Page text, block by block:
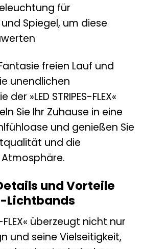
für
Spiegel, um diese
freien Lauf und
unendlichen
»LED STRIPES-FLEX«
Sie Ihr Zuhause in eine
und genießen Sie
und die
und Vorteile
Lichtbands
FLEX« überzeugt nicht nur
und seine Vielseitigkeit,